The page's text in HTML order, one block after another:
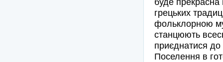
грецьких
фольклорною
станцюють
приєднатися
Поселення в